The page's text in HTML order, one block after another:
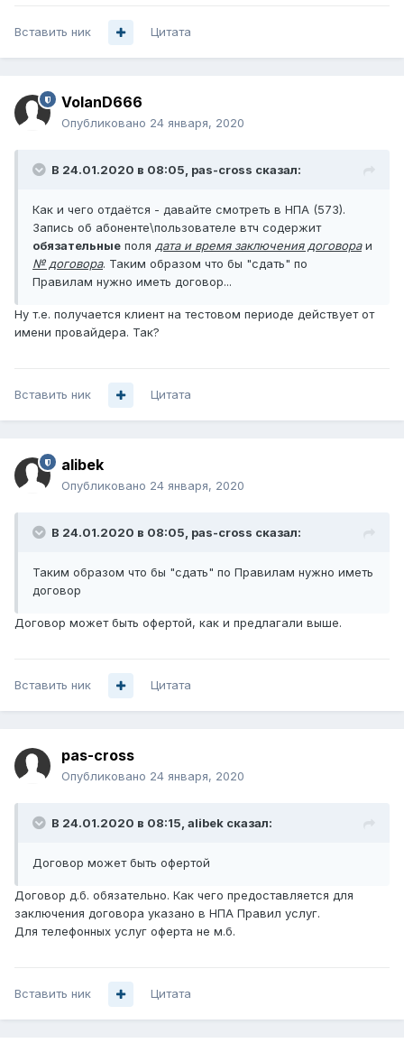
Вставить ник Цитата
VolanD666
Опубликовано 24 января, 2020
В 24.01.2020 в 08:05, pas-cross сказал:
Как и чего отдаётся - давайте смотреть в НПА (573).
Запись об абоненте\пользователе втч содержит
обязательные поля дата и время заключения договораи
№ договора. Таким образом что бы "сдать" по
Правилам нужно иметь договор...
Ну т.е. получается клиент на тестовом периоде действует от
имени провайдера. Так?
Вставить ник Цитата
alibek
Опубликовано 24 января, 2020
В 24.01.2020 в 08:05, pas-cross сказал:
Таким образом что бы "сдать" по Правилам нужно иметь
договор
Договор может быть офертой, как и предлагали выше.
Вставить ник Цитата
pas-cross
Опубликовано 24 января, 2020
В 24.01.2020 в 08:15, alibek сказал:
Договор может быть офертой
Договор д.б. обязательно. Как чего предоставляется для
заключения договора указано в НПА Правил услуг.
Для телефонных услуг оферта не м.б.
Вставить ник Цитата